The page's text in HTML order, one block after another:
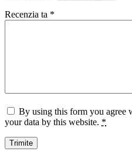
Recenzia ta *
By using this form you agree
your data by this website. *